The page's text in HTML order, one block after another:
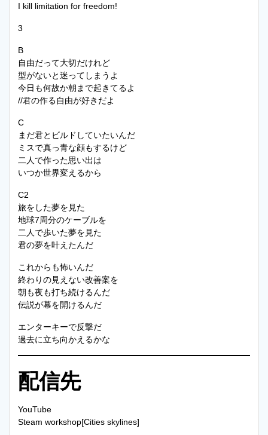
I kill limitation for freedom!
3
B
自由だって大切だけれど
型がないと迷ってしまうよ
今日も何故か朝まで起きてるよ
//君の作る自由が好きだよ
C
まだ君とビルドしていたいんだ
ミスで真っ青な顔もするけど
二人で作った思い出は
いつか世界変えるから
C2
旅をした夢を見た
地球7周分のケーブルを
二人で歩いた夢を見た
君の夢を叶えたんだ
これからも怖いんだ
終わりの見えない改善案を
朝も夜も打ち続けるんだ
伝説が幕を開けるんだ
エンターキーで反撃だ
過去に立ち向かえるかな
配信先
YouTube
Steam workshop[Cities skylines]